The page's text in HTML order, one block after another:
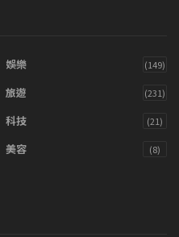
娛樂 (149)
旅遊 (231)
科技 (21)
美容 (8)